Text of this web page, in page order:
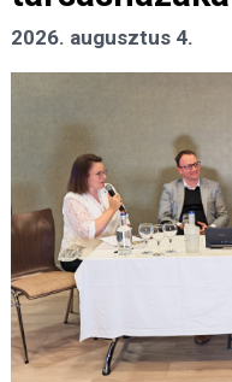
2026. augusztus 4.